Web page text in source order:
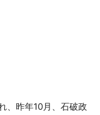
、昨年10月、石破政